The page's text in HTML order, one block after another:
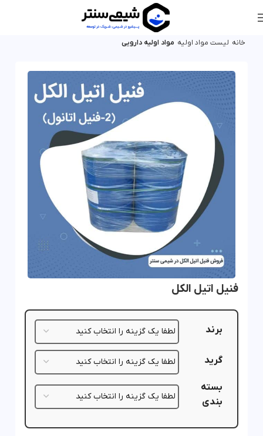
خانه لیست مواد اولیه مواد اولیه دارویی
فنیل اتیل الکل
برند
گرید
بسته
بندی